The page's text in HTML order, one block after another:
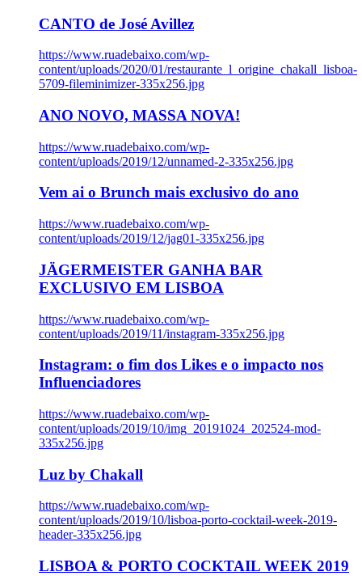
CANTO de José Avillez
https://www.ruadebaixo.com/wp-
content/uploads/2020/01/restaurante_l_origine_chakall_lisboa-
5709-fileminimizer-335x256.jpg
ANO NOVO, MASSA NOVA!
https://www.ruadebaixo.com/wp-
content/uploads/2019/12/unnamed-2-335x256.jpg
Vem ai o Brunch mais exclusivo do ano
https://www.ruadebaixo.com/wp-
content/uploads/2019/12/jag01-335x256.jpg
JÄGERMEISTER GANHA BAR
EXCLUSIVO EM LISBOA
https://www.ruadebaixo.com/wp-
content/uploads/2019/11/instagram-335x256.jpg
Instagram: o fim dos Likes e o impacto nos
Influenciadores
https://www.ruadebaixo.com/wp-
content/uploads/2019/10/img_20191024_202524-mod-
335x256.jpg
Luz by Chakall
https://www.ruadebaixo.com/wp-
content/uploads/2019/10/lisboa-porto-cocktail-week-2019-
header-335x256.jpg
LISBOA & PORTO COCKTAIL WEEK 2019